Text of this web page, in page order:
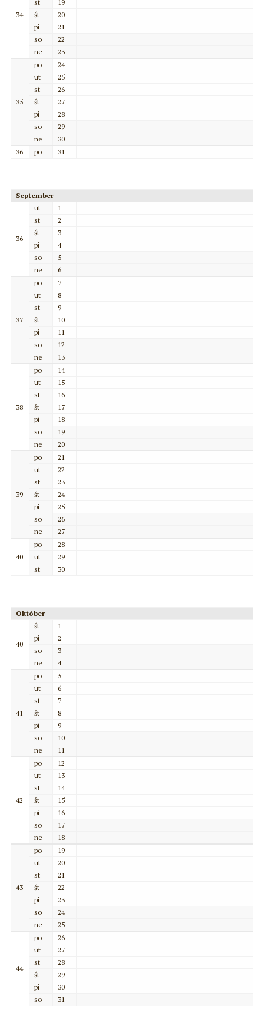
34
st
19
št
20
pi
21
so
22
ne
23
35
po
24
ut
25
st
26
št
27
pi
28
so
29
ne
30
36
po 31
September
36
ut
1
st
2
št
3
pi
4
so
5
ne
6
37
po
7
ut
8
st
9
št
10
pi
11
so
12
ne
13
38
po
14
ut
15
st
16
št
17
pi
18
so
19
ne
20
39
po
21
ut
22
st
23
št
24
pi
25
so
26
ne
27
40
po
28
ut
29
st
30
Október
40
št
1
pi
2
so
3
ne
4
41
po
5
ut
6
st
7
št
8
pi
9
so
10
ne
11
42
po
12
ut
13
st
14
št
15
pi
16
so
17
ne
18
43
po
19
ut
20
st
21
št
22
pi
23
so
24
ne
25
44
po
26
ut
27
st
28
št
29
pi
30
so
31